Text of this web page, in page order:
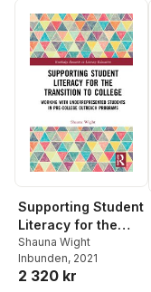
Supporting Student
Literacy for the
Transition to
College
Shauna Wight
Inbunden, 2021
2 320 kr